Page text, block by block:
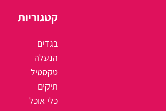
קטגוריות
בגדים
הנעלה
טקסטיל
תיקים
כלי אוכל